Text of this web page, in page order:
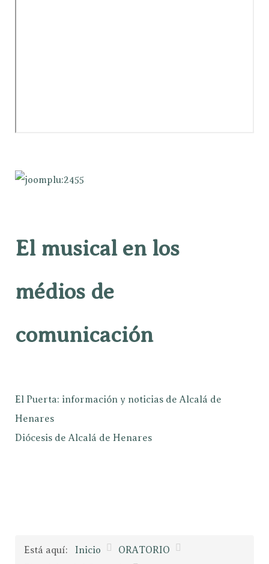
El musical en los
médios de
comunicación
El Puerta: información y noticias de Alcalá de
Henares
Diócesis de Alcalá de Henares
Está aquí: Inicio
ORATORIO